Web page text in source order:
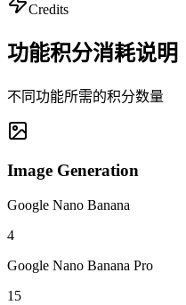
Credits
功能积分消耗说明
不同功能所需的积分数量
Image Generation
Google Nano Banana
4
Google Nano Banana Pro
15